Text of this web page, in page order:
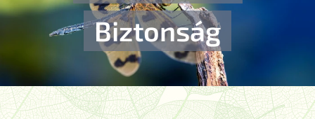
Biztonság